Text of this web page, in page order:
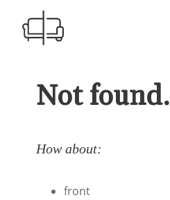
Not found.
How about:
front